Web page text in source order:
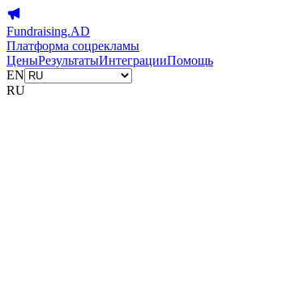
Fundraising.AD
Платформа соцрекламы
ЦеныРезультатыИнтеграцииПомощь
EN
RU